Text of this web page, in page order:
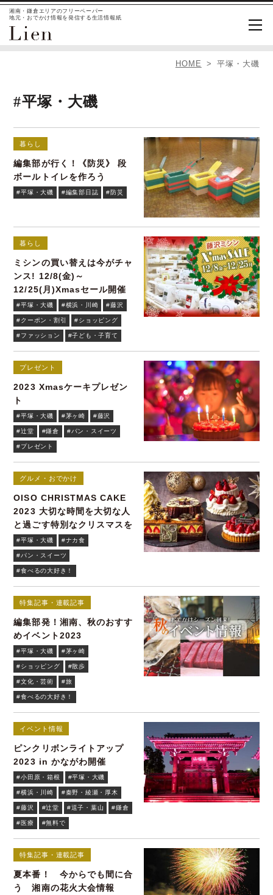
湘南・鎌倉エリアのフリーペーパー
地元・おでかけ情報を発信する生活情報紙
HOME 平塚・大磯
#平塚・大磯
暮らし
編集部が行く！《防災》 段
ボールトイレを作ろう
#平塚・大磯 #編集部日誌 #防災
暮らし
ミシンの買い替えは今がチャ
ンス! 12/8(金)～
12/25(月)Xmasセール開催
#平塚・大磯 #横浜・川崎 #藤沢
#クーポン・割引 #ショッピング
#ファッション #子ども・子育て
プレゼント
2023 Xmasケーキプレゼン
ト
#平塚・大磯 #茅ヶ崎 #藤沢
#辻堂 #鎌倉 #パン・スイーツ
#プレゼント
グルメ・おでかけ
OISO CHRISTMAS CAKE
2023 大切な時間を大切な人
と過ごす特別なクリスマスを
#平塚・大磯 #ナカ食
#パン・スイーツ
#食べるの大好き！
特集記事・連載記事
編集部発！湘南、秋のおすす
めイベント2023
#平塚・大磯 #茅ヶ崎
#ショッピング #散歩
#文化・芸術 #旅
#食べるの大好き！
イベント情報
ピンクリボンライトアップ
2023 in かながわ開催
#小田原・箱根 #平塚・大磯
#横浜・川崎 #秦野・綾瀬・厚木
#藤沢 #辻堂 #逗子・葉山 #鎌倉
#医療 #無料で
特集記事・連載記事
夏本番！ 今からでも間に合
う 湘南の花火大会情報